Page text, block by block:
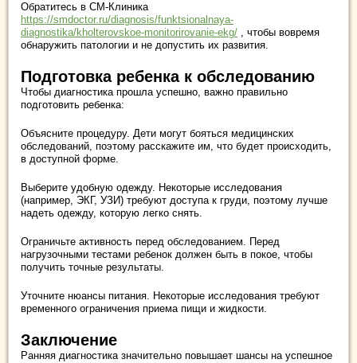
Обратитесь в СМ-Клиника
https://smdoctor.ru/diagnosis/funktsionalnaya-
diagnostika/kholterovskoe-monitorirovanie-ekg/ , чтобы вовремя
обнаружить патологии и не допустить их развития.
Подготовка ребенка к обследованию
Чтобы диагностика прошла успешно, важно правильно
подготовить ребенка:
Объясните процедуру. Дети могут бояться медицинских
обследований, поэтому расскажите им, что будет происходить,
в доступной форме.
Выберите удобную одежду. Некоторые исследования
(например, ЭКГ, УЗИ) требуют доступа к груди, поэтому лучше
надеть одежду, которую легко снять.
Ограничьте активность перед обследованием. Перед
нагрузочными тестами ребенок должен быть в покое, чтобы
получить точные результаты.
Уточните нюансы питания. Некоторые исследования требуют
временного ограничения приема пищи и жидкости.
Заключение
Ранняя диагностика значительно повышает шансы на успешное